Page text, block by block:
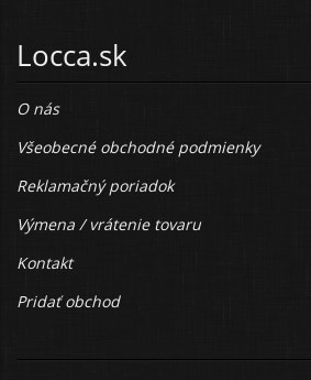
Locca.sk
O nás
Všeobecné obchodné podmienky
Reklamačný poriadok
Výmena / vrátenie tovaru
Kontakt
Pridať obchod